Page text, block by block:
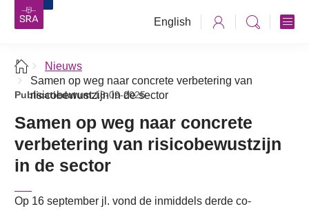
English
Nieuws
Samen op weg naar concrete verbetering van
risicobewustzijn in de sector
Publicatiedatum:18-09-2025
Samen op weg naar concrete
verbetering van risicobewustzijn
in de sector
Op 16 september jl. vond de inmiddels derde co-